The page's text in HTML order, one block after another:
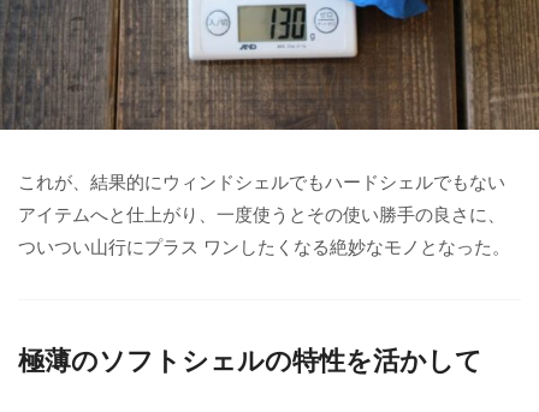
これが、結果的にウィンドシェルでもハードシェルでもない
アイテムへと仕上がり、一度使うとその使い勝手の良さに、
ついつい山行にプラス ワンしたくなる絶妙なモノとなった。
極薄のソフトシェルの特性を活かして